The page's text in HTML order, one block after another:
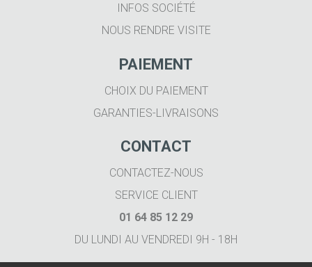
INFOS SOCIÉTÉ
NOUS RENDRE VISITE
PAIEMENT
CHOIX DU PAIEMENT
GARANTIES-LIVRAISONS
CONTACT
CONTACTEZ-NOUS
SERVICE CLIENT
01 64 85 12 29
DU LUNDI AU VENDREDI 9H - 18H